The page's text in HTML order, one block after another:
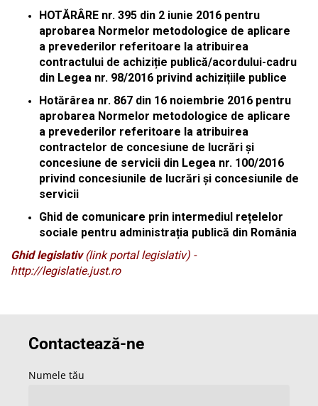
HOTĂRÂRE nr. 395 din 2 iunie 2016 pentru
aprobarea Normelor metodologice de aplicare
a prevederilor referitoare la atribuirea
contractului de achiziție publică/acordului-cadru
din Legea nr. 98/2016 privind achizițiile publice
Hotărârea nr. 867 din 16 noiembrie 2016 pentru
aprobarea Normelor metodologice de aplicare
a prevederilor referitoare la atribuirea
contractelor de concesiune de lucrări și
concesiune de servicii din Legea nr. 100/2016
privind concesiunile de lucrări și concesiunile de
servicii
Ghid de comunicare prin intermediul rețelelor
sociale pentru administrația publică din România
Ghid legislativ(link portal legislativ) -
http://legislatie.just.ro